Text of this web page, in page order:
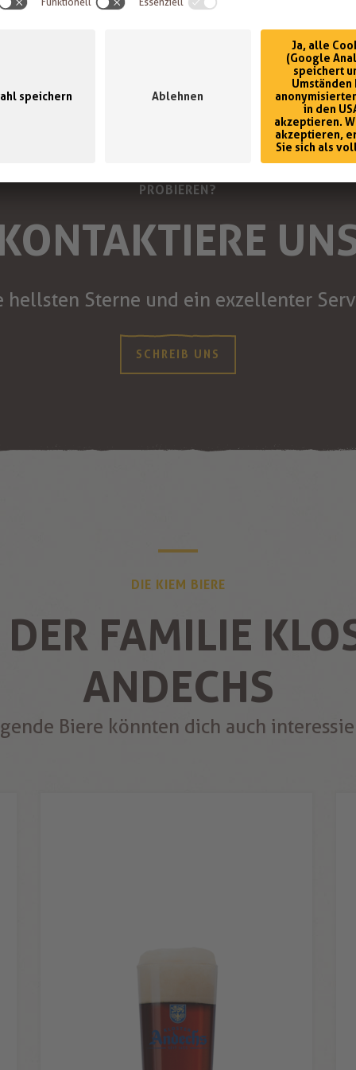
PROBIEREN?
hellsten Sterne und ein exzellenter
SCHREIB UNS
DIE KIEM BIERE
FAMILIE
ANDECHS
Biere könnten dich auch